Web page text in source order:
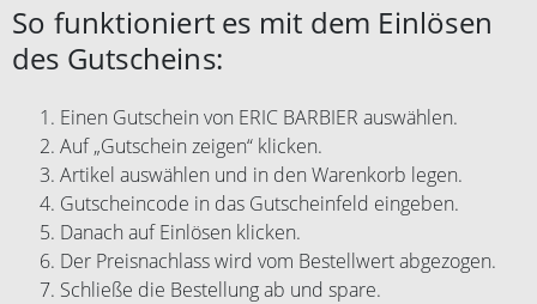
So funktioniert es mit dem Einlösen
des Gutscheins:
Einen Gutschein von ERIC BARBIER auswählen.
Auf „Gutschein zeigen“ klicken.
Artikel auswählen und in den Warenkorb legen.
Gutscheincode in das Gutscheinfeld eingeben.
Danach auf Einlösen klicken.
Der Preisnachlass wird vom Bestellwert abgezogen.
Schließe die Bestellung ab und spare.